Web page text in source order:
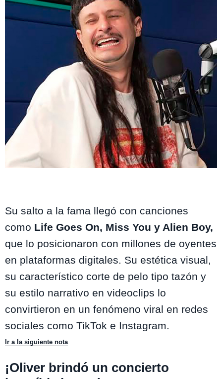
Su salto a la fama llegó con canciones
como Life Goes On, Miss You y Alien Boy,
que lo posicionaron con millones de oyentes
en plataformas digitales. Su estética visual,
su característico corte de pelo tipo tazón y
su estilo narrativo en videoclips lo
convirtieron en un fenómeno viral en redes
sociales como TikTok e Instagram.
Ir a la siguiente nota
¡Oliver brindó un concierto